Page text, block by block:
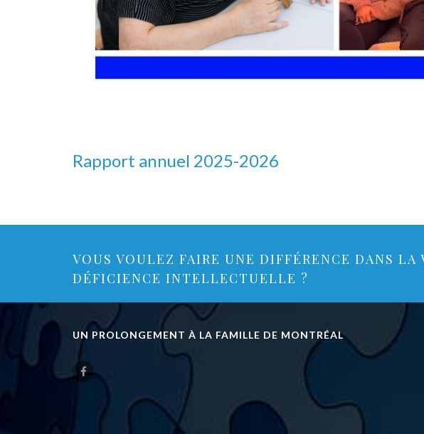
Rapport annuel 2025-2026
VOUS VOULEZ FAIRE UNE DIFFÉRENCE DANS LA
DÉFICIENCE INTELLECTUELLE ?
UN PROLONGEMENT À LA FAMILLE DE MONTRÉAL